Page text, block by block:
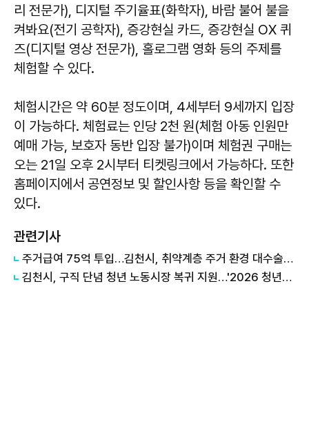
리 전문가), 디지털 주기율표(화학자), 바람 불어 불을
켜봐요(전기 공학자), 증강현실 카드, 증강현실 OX 퀴
즈(디지털 영상 전문가), 홀로그램 영화 등의 주제를
체험할 수 있다.
체험시간은 약 60분 정도이며, 4세부터 9세까지 입장
이 가능하다. 체험료는 인당 2천 원(체험 아동 인원만
예매 가능, 보호자 동반 입장 불가)이며 체험권 구매는
오는 21일 오후 2시부터 티켓링크에서 가능하다. 또한
홈페이지에서 공연정보 및 할인사항 등을 확인할 수
있다.
관련기사
주거급여 75억 투입…김천시, 취약계층 주거 환경 대수술 나섰다
김천시, 구직 단념 청년 노동시장 복귀 지원…'2026 청년도전지원사업' 가동